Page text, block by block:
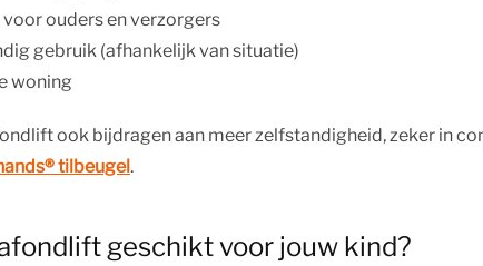
ouders en verzorgers
gebruik (afhankelijk van situatie)
woning
ook bijdragen aan meer zelfstandigheid, zeker in
tilbeugel.
geschikt voor jouw kind?